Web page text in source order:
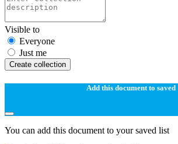
Visible to
Everyone
Just me
Create collection
Add this document to saved
You can add this document to your saved list